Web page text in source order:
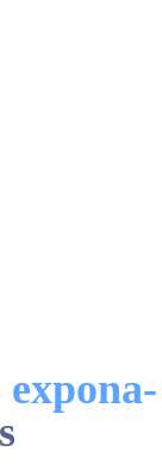
expona-